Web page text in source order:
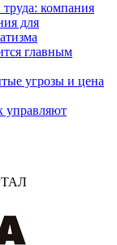
труда: компания
для
главным
угрозы и цена
управляют